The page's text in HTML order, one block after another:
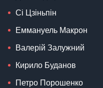
Сі Цзіньпін
Еммануель Макрон
Валерій Залужний
Кирило Буданов
Петро Порошенко